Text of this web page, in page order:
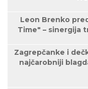
Leon Brenko
Time" – sinergija
Zagrepčanke i
najčarobniji